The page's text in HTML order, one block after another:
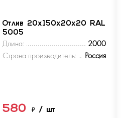
Отлив 20х150х20х20 RAL
5005
Длина:
2000
Страна производитель:
Россия
580₽/ шт